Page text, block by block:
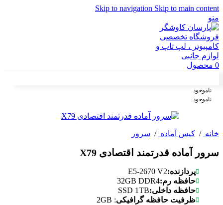
Skip to navigation Skip to main content
منو
0 محصول
ناموجود
ناموجود
خانه / کیس آماده / سرور
سرور آماده قدرتمند اقتصادی X79
پردازنده:E5-2670 V2
حافظه رم:32GB DDR4
حافظه داخلی:SSD 1TB
ظرفیت حافظه گرافیکی: 2GB